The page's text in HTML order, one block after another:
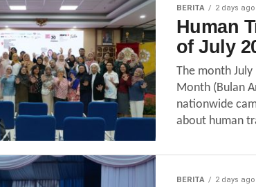
BERITA 2 days ago
Human
of July
The month July
Month (Bulan
nationwide
about human
BERITA 2 days ago